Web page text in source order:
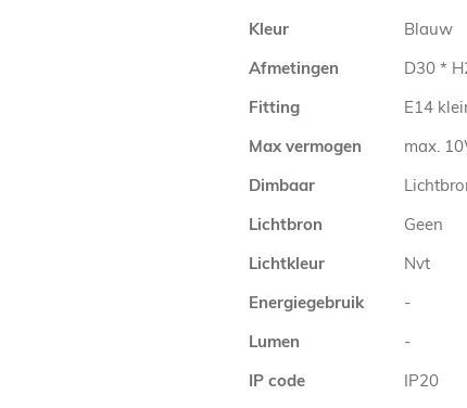
Kleur
Blauw
Afmetingen
D30 *
Fitting
E14
Max vermogen
max.
Dimbaar
Lichtbron
Geen
Lichtkleur
Nvt
Energiegebruik
-
Lumen
-
IP code
IP20